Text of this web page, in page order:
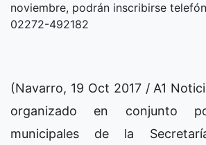
noviembre, podrán inscribirse
02272-492182
(Navarro, 19 Oct 2017 / A1
organizado en conjunto
municipales de la